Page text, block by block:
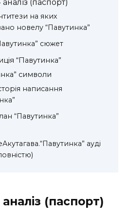
(паспорт)
на яких
новелу “Павутинка”
сюжет
“Павутинка”
символи
написання
“Павутинка”
ауді
(паспорт)